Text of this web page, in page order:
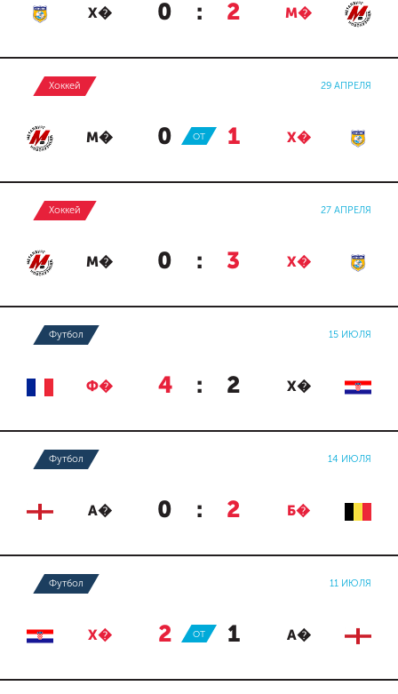
Х� 0 : 2 М�
Хоккей 29 АПРЕЛЯ
М� 0 : 1 Х�
ОТ
Хоккей 27 АПРЕЛЯ
М� 0 : 3 Х�
Футбол 15 ИЮЛЯ
Ф� 4 : 2 Х�
Футбол 14 ИЮЛЯ
А� 0 : 2 Б�
Футбол 11 ИЮЛЯ
Х� 2 : 1 А�
ОТ